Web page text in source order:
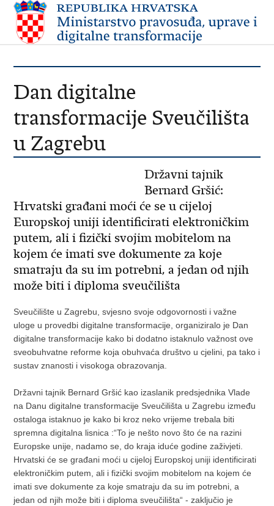
Dan digitalne
transformacije Sveučilišta
u Zagrebu
Državni tajnik
Bernard Gršić:
Hrvatski građani moći će se u cijeloj
Europskoj uniji identificirati elektroničkim
putem, ali i fizički svojim mobitelom na
kojem će imati sve dokumente za koje
smatraju da su im potrebni, a jedan od njih
može biti i diploma sveučilišta
Sveučilište u Zagrebu, svjesno svoje odgovornosti i važne
uloge u provedbi digitalne transformacije, organiziralo je Dan
digitalne transformacije kako bi dodatno istaknulo važnost ove
sveobuhvatne reforme koja obuhvaća društvo u cjelini, pa tako i
sustav znanosti i visokoga obrazovanja.
Državni tajnik Bernard Gršić kao izaslanik predsjednika Vlade
na Danu digitalne transformacije Sveučilišta u Zagrebu između
ostaloga istaknuo je kako bi kroz neko vrijeme trebala biti
spremna digitalna lisnica :“To je nešto novo što će na razini
Europske unije, nadamo se, do kraja iduće godine zaživjeti.
Hrvatski će se građani moći u cijeloj Europskoj uniji identificirati
elektroničkim putem, ali i fizički svojim mobitelom na kojem će
imati sve dokumente za koje smatraju da su im potrebni, a
jedan od njih može biti i diploma sveučilišta“ - zaključio je